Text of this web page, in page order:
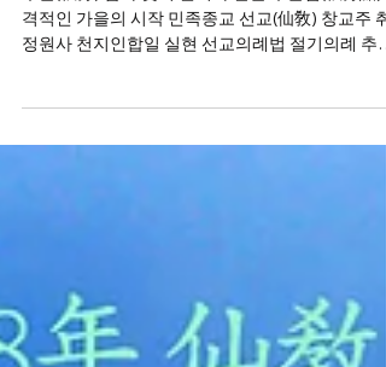
[절기학교] 24절기 추분 秋分
정원사 천지인합일 실현 선교의례법 절기의례 추분
제(秋分祭), 산천재(山川齋)